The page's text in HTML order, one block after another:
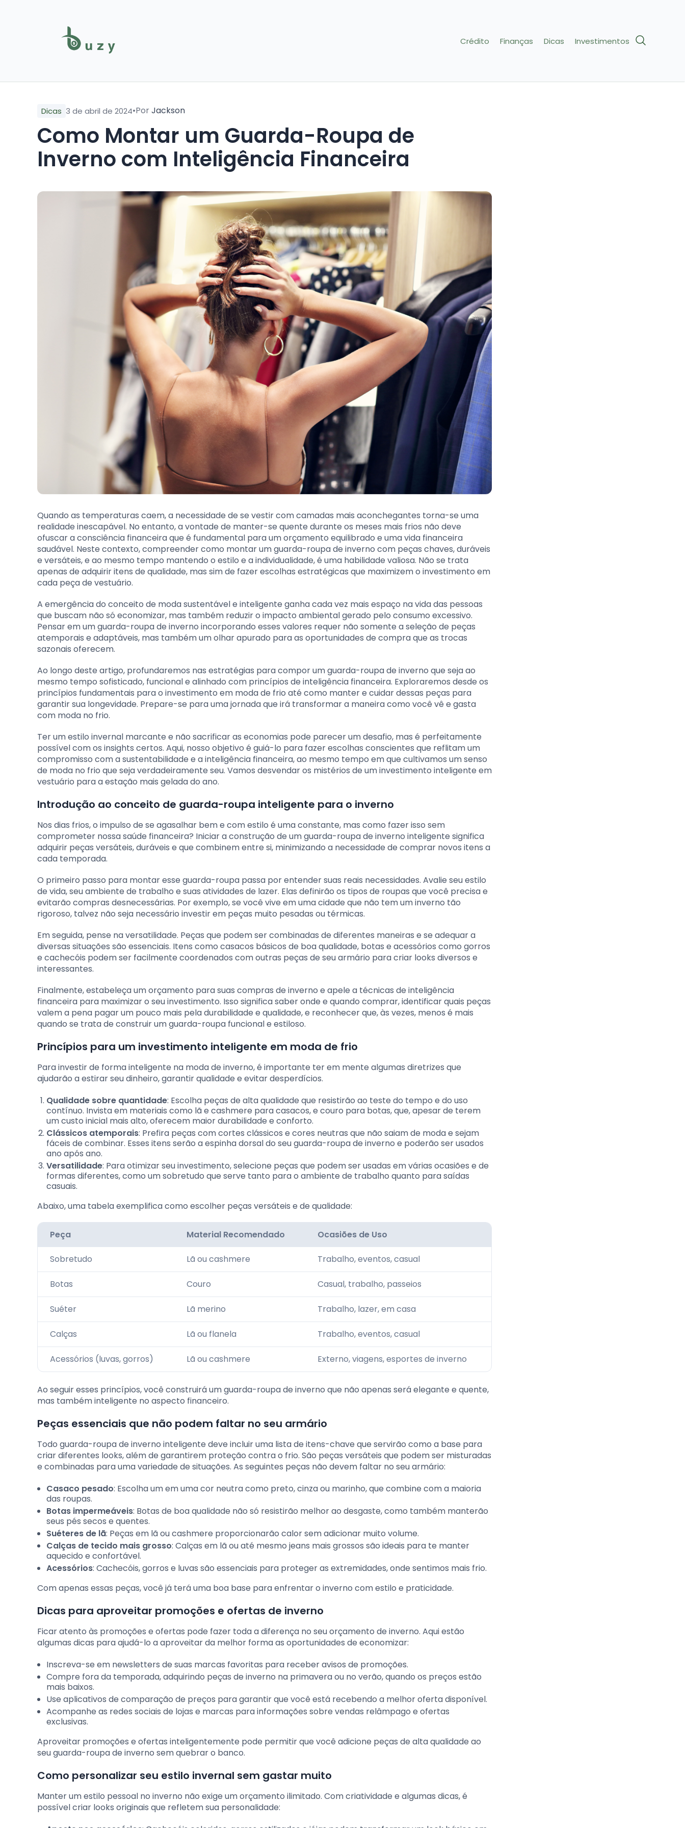
Crédito Finanças Dicas Investimentos
Dicas 3 de abril de 2024•PorJackson
Como Montar um Guarda-Roupa de
Inverno com Inteligência Financeira
Quando as temperaturas caem, a necessidade de se vestir com camadas mais aconchegantes torna-se uma
realidade inescapável. No entanto, a vontade de manter-se quente durante os meses mais frios não deve
ofuscar a consciência financeira que é fundamental para um orçamento equilibrado e uma vida financeira
saudável. Neste contexto, compreender como montar um guarda-roupa de inverno com peças chaves, duráveis
e versáteis, e ao mesmo tempo mantendo o estilo e a individualidade, é uma habilidade valiosa. Não se trata
apenas de adquirir itens de qualidade, mas sim de fazer escolhas estratégicas que maximizem o investimento em
cada peça de vestuário.
A emergência do conceito de moda sustentável e inteligente ganha cada vez mais espaço na vida das pessoas
que buscam não só economizar, mas também reduzir o impacto ambiental gerado pelo consumo excessivo.
Pensar em um guarda-roupa de inverno incorporando esses valores requer não somente a seleção de peças
atemporais e adaptáveis, mas também um olhar apurado para as oportunidades de compra que as trocas
sazonais oferecem.
Ao longo deste artigo, profundaremos nas estratégias para compor um guarda-roupa de inverno que seja ao
mesmo tempo sofisticado, funcional e alinhado com princípios de inteligência financeira. Exploraremos desde os
princípios fundamentais para o investimento em moda de frio até como manter e cuidar dessas peças para
garantir sua longevidade. Prepare-se para uma jornada que irá transformar a maneira como você vê e gasta
com moda no frio.
Ter um estilo invernal marcante e não sacrificar as economias pode parecer um desafio, mas é perfeitamente
possível com os insights certos. Aqui, nosso objetivo é guiá-lo para fazer escolhas conscientes que reflitam um
compromisso com a sustentabilidade e a inteligência financeira, ao mesmo tempo em que cultivamos um senso
de moda no frio que seja verdadeiramente seu. Vamos desvendar os mistérios de um investimento inteligente em
vestuário para a estação mais gelada do ano.
Introdução ao conceito de guarda-roupa inteligente para o inverno
Nos dias frios, o impulso de se agasalhar bem e com estilo é uma constante, mas como fazer isso sem
comprometer nossa saúde financeira? Iniciar a construção de um guarda-roupa de inverno inteligente significa
adquirir peças versáteis, duráveis e que combinem entre si, minimizando a necessidade de comprar novos itens a
cada temporada.
O primeiro passo para montar esse guarda-roupa passa por entender suas reais necessidades. Avalie seu estilo
de vida, seu ambiente de trabalho e suas atividades de lazer. Elas definirão os tipos de roupas que você precisa e
evitarão compras desnecessárias. Por exemplo, se você vive em uma cidade que não tem um inverno tão
rigoroso, talvez não seja necessário investir em peças muito pesadas ou térmicas.
Em seguida, pense na versatilidade. Peças que podem ser combinadas de diferentes maneiras e se adequar a
diversas situações são essenciais. Itens como casacos básicos de boa qualidade, botas e acessórios como gorros
e cachecóis podem ser facilmente coordenados com outras peças de seu armário para criar looks diversos e
interessantes.
Finalmente, estabeleça um orçamento para suas compras de inverno e apele a técnicas de inteligência
financeira para maximizar o seu investimento. Isso significa saber onde e quando comprar, identificar quais peças
valem a pena pagar um pouco mais pela durabilidade e qualidade, e reconhecer que, às vezes, menos é mais
quando se trata de construir um guarda-roupa funcional e estiloso.
Princípios para um investimento inteligente em moda de frio
Para investir de forma inteligente na moda de inverno, é importante ter em mente algumas diretrizes que
ajudarão a estirar seu dinheiro, garantir qualidade e evitar desperdícios.
Qualidade sobre quantidade: Escolha peças de alta qualidade que resistirão ao teste do tempo e do uso
contínuo. Invista em materiais como lã e cashmere para casacos, e couro para botas, que, apesar de terem
um custo inicial mais alto, oferecem maior durabilidade e conforto.
Clássicos atemporais: Prefira peças com cortes clássicos e cores neutras que não saiam de moda e sejam
fáceis de combinar. Esses itens serão a espinha dorsal do seu guarda-roupa de inverno e poderão ser usados
ano após ano.
Versatilidade: Para otimizar seu investimento, selecione peças que podem ser usadas em várias ocasiões e de
formas diferentes, como um sobretudo que serve tanto para o ambiente de trabalho quanto para saídas
casuais.
Abaixo, uma tabela exemplifica como escolher peças versáteis e de qualidade:
Peça Material Recomendado Ocasiões de Uso
Sobretudo Lã ou cashmere Trabalho, eventos, casual
Botas Couro Casual, trabalho, passeios
Suéter Lã merino Trabalho, lazer, em casa
Calças Lã ou flanela Trabalho, eventos, casual
Acessórios (luvas, gorros) Lã ou cashmere Externo, viagens, esportes de inverno
Ao seguir esses princípios, você construirá um guarda-roupa de inverno que não apenas será elegante e quente,
mas também inteligente no aspecto financeiro.
Peças essenciais que não podem faltar no seu armário
Todo guarda-roupa de inverno inteligente deve incluir uma lista de itens-chave que servirão como a base para
criar diferentes looks, além de garantirem proteção contra o frio. São peças versáteis que podem ser misturadas
e combinadas para uma variedade de situações. As seguintes peças não devem faltar no seu armário:
Casaco pesado: Escolha um em uma cor neutra como preto, cinza ou marinho, que combine com a maioria
das roupas.
Botas impermeáveis: Botas de boa qualidade não só resistirão melhor ao desgaste, como também manterão
seus pés secos e quentes.
Suéteres de lã: Peças em lã ou cashmere proporcionarão calor sem adicionar muito volume.
Calças de tecido mais grosso: Calças em lã ou até mesmo jeans mais grossos são ideais para te manter
aquecido e confortável.
Acessórios: Cachecóis, gorros e luvas são essenciais para proteger as extremidades, onde sentimos mais frio.
Com apenas essas peças, você já terá uma boa base para enfrentar o inverno com estilo e praticidade.
Dicas para aproveitar promoções e ofertas de inverno
Ficar atento às promoções e ofertas pode fazer toda a diferença no seu orçamento de inverno. Aqui estão
algumas dicas para ajudá-lo a aproveitar da melhor forma as oportunidades de economizar:
Inscreva-se em newsletters de suas marcas favoritas para receber avisos de promoções.
Compre fora da temporada, adquirindo peças de inverno na primavera ou no verão, quando os preços estão
mais baixos.
Use aplicativos de comparação de preços para garantir que você está recebendo a melhor oferta disponível.
Acompanhe as redes sociais de lojas e marcas para informações sobre vendas relâmpago e ofertas
exclusivas.
Aproveitar promoções e ofertas inteligentemente pode permitir que você adicione peças de alta qualidade ao
seu guarda-roupa de inverno sem quebrar o banco.
Como personalizar seu estilo invernal sem gastar muito
Manter um estilo pessoal no inverno não exige um orçamento ilimitado. Com criatividade e algumas dicas, é
possível criar looks originais que refletem sua personalidade: